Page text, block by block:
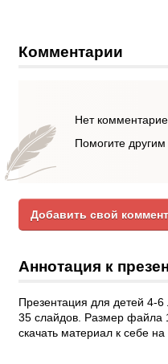
Комментарии
Нет
Помогите
Добавить свой
Аннотация к
Презентация для детей 4-
35 слайдов. Размер файла
скачать материал к себе